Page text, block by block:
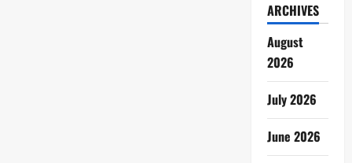
ARCHIVES
August
2026
July 2026
June 2026